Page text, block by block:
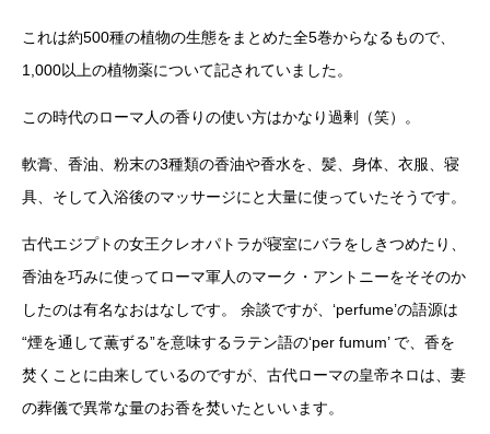
これは約500種の植物の生態をまとめた全5巻からなるもので、
1,000以上の植物薬について記されていました。
この時代のローマ人の香りの使い方はかなり過剰（笑）。
軟膏、香油、粉末の3種類の香油や香水を、髪、身体、衣服、寝
具、そして入浴後のマッサージにと大量に使っていたそうです。
古代エジプトの女王クレオパトラが寝室にバラをしきつめたり、
香油を巧みに使ってローマ軍人のマーク・アントニーをそそのか
したのは有名なおはなしです。 余談ですが、‘perfume’の語源は
“煙を通して薫ずる”を意味するラテン語の‘per fumum’ で、香を
焚くことに由来しているのですが、古代ローマの皇帝ネロは、妻
の葬儀で異常な量のお香を焚いたといいます。